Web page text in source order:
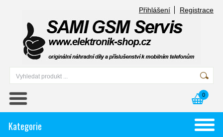
Přihlášení Registrace
0
Kategorie